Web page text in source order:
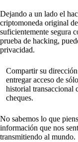
Dejando a un lado el
criptomoneda original
suficientemente segura
prueba de hacking,
privacidad.
Compartir su
entregar acceso de
historial transaccional
cheques.
No sabemos lo que
información que nos
transmitiendo al mundo.